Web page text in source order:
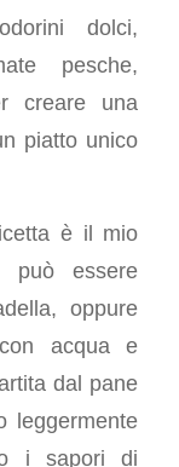
dolci,
pesche,
creare una
piatto unico
è il mio
può essere
oppure
acqua e
dal pane
leggermente
i sapori di